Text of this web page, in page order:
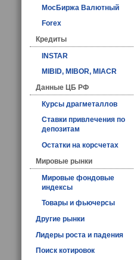
МосБиржа Валютный
Forex
Кредиты
INSTAR
MIBID, MIBOR, MIACR
Данные ЦБ РФ
Курсы драгметаллов
Ставки привлечения по
депозитам
Остатки на корсчетах
Мировые рынки
Мировые фондовые
индексы
Товары и фьючерсы
Другие рынки
Лидеры роста и падения
Поиск котировок